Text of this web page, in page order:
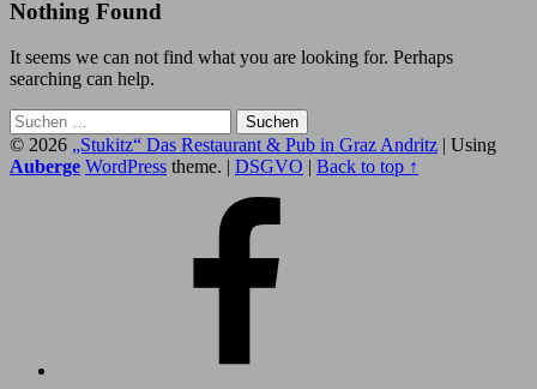
top
Nothing Found
It seems we can not find what you are looking for. Perhaps
searching can help.
Suchen
nach:
© 2026 „Stukitz“ Das Restaurant & Pub in Graz Andritz | Using
Auberge WordPress theme. | DSGVO | Back to top ↑